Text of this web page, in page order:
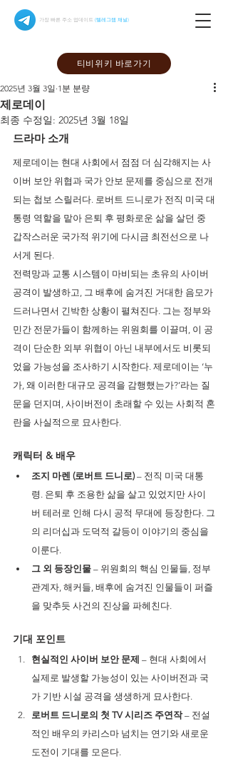
가장 빠른 주소 업데이트 (텔레그램 채널)
티비위키 바로가기
제로데이
2025년 3월 3일 1분 분량
최종 수정일: 2025년 3월 18일
드라마 소개
제로데이는 현대 사회에서 점점 더 심각해지는 사
이버 보안 위협과 국가 안보 문제를 중심으로 전개
되는 첩보 스릴러다. 로버트 드니로가 전직 미국 대
통령 역할을 맡아 은퇴 후 평화로운 삶을 살던 중
갑작스러운 국가적 위기에 다시금 최전선으로 나
서게 된다.
전력망과 교통 시스템이 마비되는 초유의 사이버
공격이 발생하고, 그 배후에 숨겨진 거대한 음모가
드러나면서 긴박한 상황이 펼쳐진다. 그는 정부와
민간 전문가들이 함께하는 위원회를 이끌며, 이 공
격이 단순한 외부 위협이 아닌 내부에서도 비롯되
었을 가능성을 조사하기 시작한다. 제로데이는 ‘누
가, 왜 이러한 대규모 공격을 감행했는가?’라는 질
문을 던지며, 사이버전이 초래할 수 있는 사회적 혼
란을 사실적으로 묘사한다.
캐릭터 & 배우
조지 마렌 (로버트 드니로) – 전직 미국 대통
령. 은퇴 후 조용한 삶을 살고 있었지만 사이
버 테러로 인해 다시 공적 무대에 등장한다. 그
의 리더십과 도덕적 갈등이 이야기의 중심을
이룬다.
그 외 등장인물 – 위원회의 핵심 인물들, 정부
관계자, 해커들, 배후에 숨겨진 인물들이 퍼즐
을 맞추듯 사건의 진상을 파헤친다.
기대 포인트
현실적인 사이버 보안 문제 – 현대 사회에서
실제로 발생할 가능성이 있는 사이버전과 국
가 기반 시설 공격을 생생하게 묘사한다.
로버트 드니로의 첫 TV 시리즈 주연작 – 전설
적인 배우의 카리스마 넘치는 연기와 새로운
도전이 기대를 모은다.